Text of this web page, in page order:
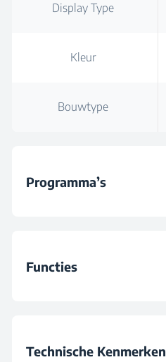
Display Type
Kleur
Bouwtype
Programma’s
Functies
Technische Kenmerken